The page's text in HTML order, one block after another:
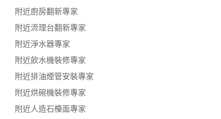
附近廚房翻新專家
附近流理台翻新專家
附近淨水器專家
附近飲水機裝修專家
附近排油煙管安裝專家
附近烘碗機裝修專家
附近人造石檯面專家